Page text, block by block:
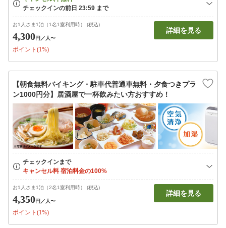
お1人さま1泊（1名1室利用時） (税込)
4,300円 ／人〜
ポイント(1%)
詳細を見る
【朝食無料バイキング・駐車代普通車無料・夕食つきプラ
ン1000円分】居酒屋で一杯飲みたい方おすすめ！
お1人さま1泊（2名1室利用時） (税込)
4,350円 ／人〜
ポイント(1%)
詳細を見る